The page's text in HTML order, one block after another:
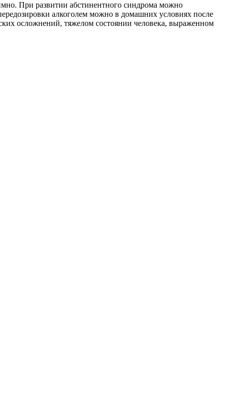
При развитии абстинентного синдрома можно
алкоголем можно в домашних условиях после
осложнений, тяжелом состоянии человека, выраженном